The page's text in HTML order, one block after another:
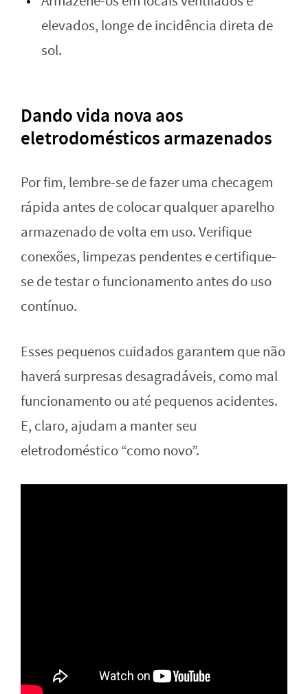
elevados, longe de incidência direta de
sol.
Dando vida nova aos
eletrodomésticos armazenados
Por fim, lembre-se de fazer uma checagem
rápida antes de colocar qualquer aparelho
armazenado de volta em uso. Verifique
conexões, limpezas pendentes e certifique-
se de testar o funcionamento antes do uso
contínuo.
Esses pequenos cuidados garantem que não
haverá surpresas desagradáveis, como mal
funcionamento ou até pequenos acidentes.
E, claro, ajudam a manter seu
eletrodoméstico “como novo”.